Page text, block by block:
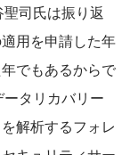
司氏は振り返
用を申請した年
でもあるからで
タリカバリー
解析するフォレ